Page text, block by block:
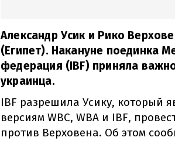
Александр Усик и Рико
(Египет). Накануне поединка
федерация (IBF) приняла
украинца.
IBF разрешила Усику, который
версиям WBC, WBA и IBF,
против Верховена. Об этом